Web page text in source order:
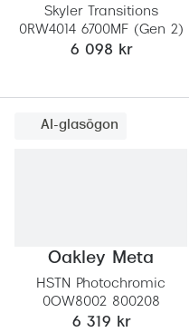
Skyler Transitions
0RW4014 6700MF (Gen 2)
6 098 kr
AI-glasögon
Oakley Meta
HSTN Photochromic
0OW8002 800208
6 319 kr